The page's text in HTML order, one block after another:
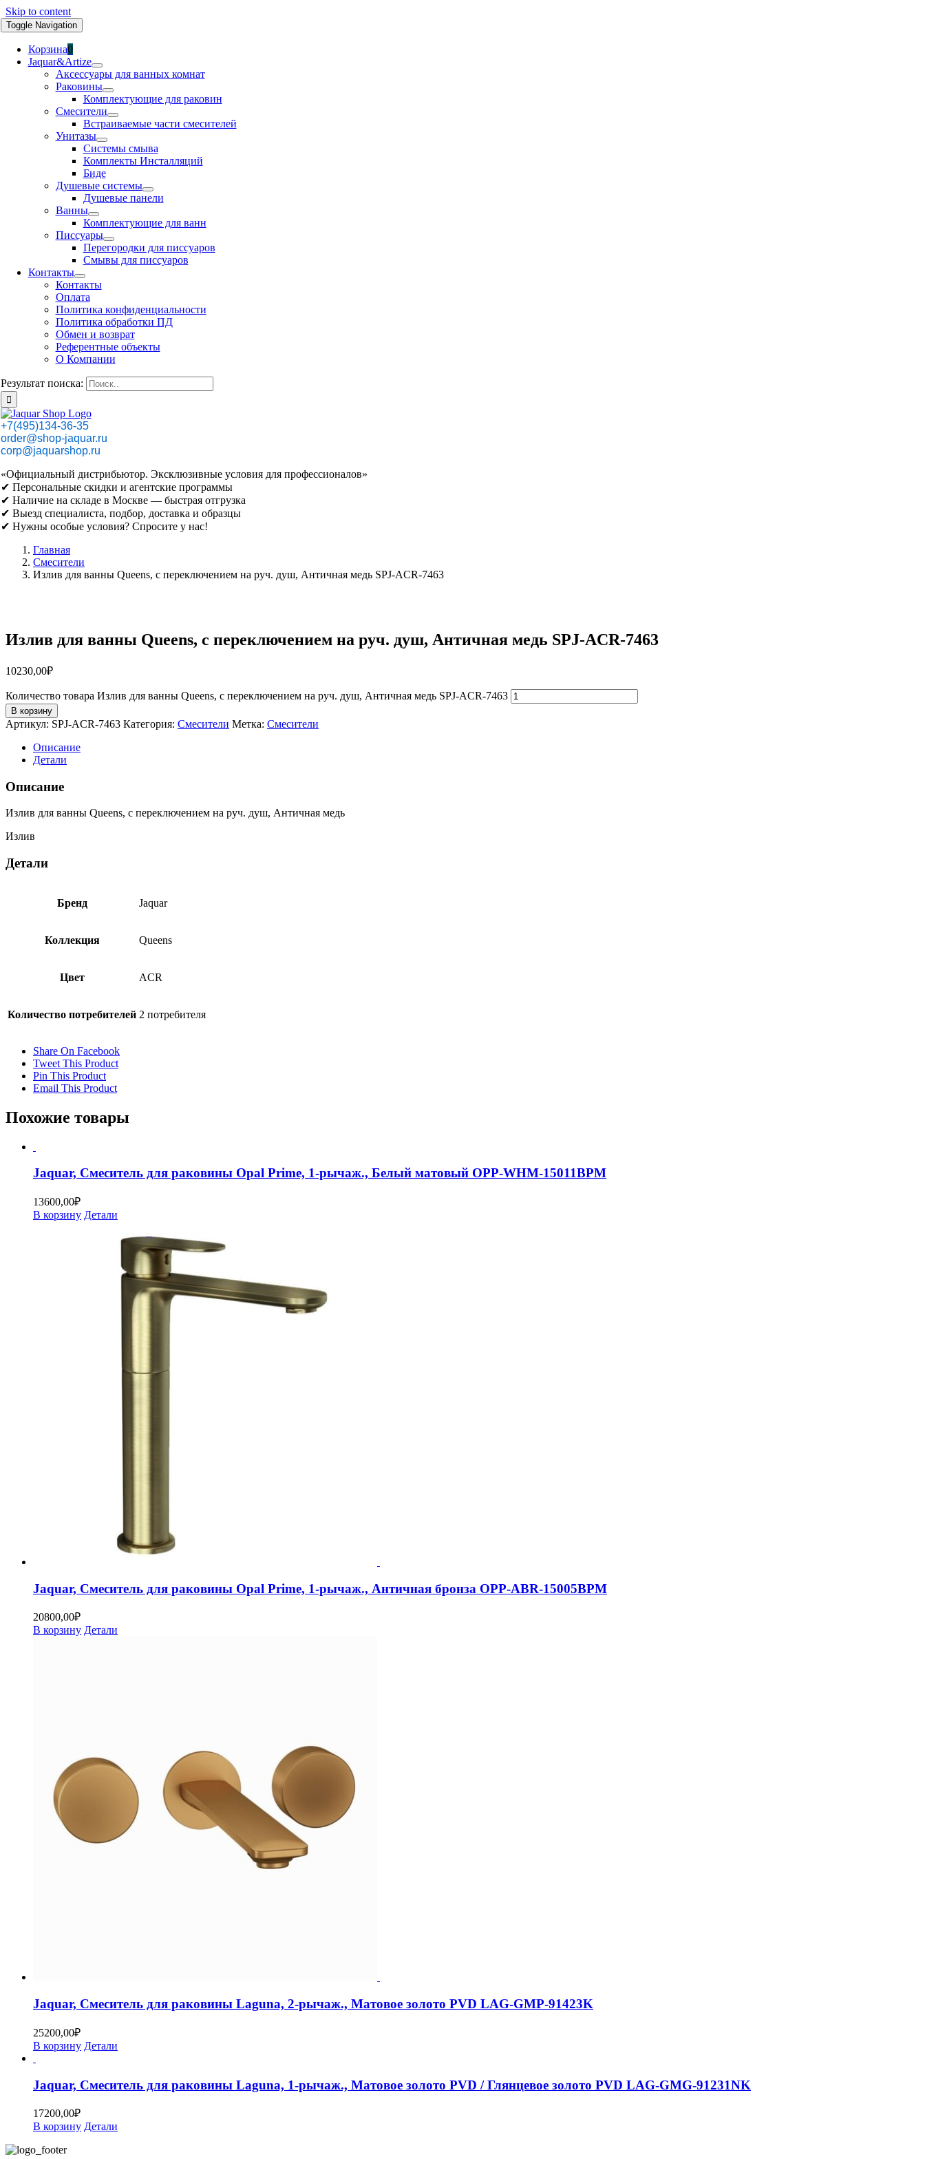
Skip to content
Toggle Navigation
Корзина0
Jaquar&Artize
Аксессуары для ванных комнат
Раковины
Комплектующие для раковин
Смесители
Встраиваемые части смесителей
Унитазы
Системы смыва
Комплекты Инсталляций
Биде
Душевые системы
Душевые панели
Ванны
Комплектующие для ванн
Писсуары
Перегородки для писсуаров
Смывы для писсуаров
Контакты
Контакты
Оплата
Политика конфиденциальности
Политика обработки ПД
Обмен и возврат
Референтные объекты
О Компании
Результат поиска:
+7(495)134-36-35
order@shop-jaquar.ru
corp@jaquarshop.ru
«Официальный дистрибьютор. Эксклюзивные условия для профессионалов»
✔ Персональные скидки и агентские программы
✔ Наличие на складе в Москве — быстрая отгрузка
✔ Выезд специалиста, подбор, доставка и образцы
✔ Нужны особые условия? Спросите у нас!
Главная
Смесители
Излив для ванны Queens, с переключением на руч. душ, Античная медь SPJ-ACR-7463
Излив для ванны Queens, с переключением на руч. душ, Античная медь SPJ-ACR-7463
10230,00₽
Количество товара Излив для ванны Queens, с переключением на руч. душ, Античная медь SPJ-ACR-7463
В корзину
Артикул: SPJ-ACR-7463 Категория: Смесители Метка: Смесители
Описание
Детали
Описание
Излив для ванны Queens, с переключением на руч. душ, Античная медь
Излив
Детали
Бренд Jaquar
Коллекция Queens
Цвет ACR
Количество потребителей 2 потребителя
Share On Facebook
Tweet This Product
Pin This Product
Email This Product
Похожие товары
Jaquar, Смеситель для раковины Opal Prime, 1-рычаж., Белый матовый OPP-WHM-15011BPM
13600,00₽
В корзину Детали
Jaquar, Смеситель для раковины Opal Prime, 1-рычаж., Античная бронза OPP-ABR-15005BPM
20800,00₽
В корзину Детали
Jaquar, Смеситель для раковины Laguna, 2-рычаж., Матовое золото PVD LAG-GMP-91423K
25200,00₽
В корзину Детали
Jaquar, Смеситель для раковины Laguna, 1-рычаж., Матовое золото PVD / Глянцевое золото PVD LAG-GMG-91231NK
17200,00₽
В корзину Детали